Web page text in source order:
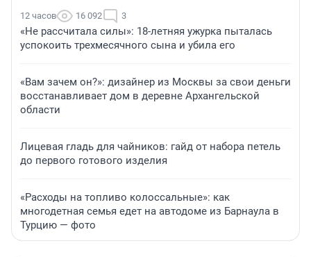
12 часов 16 092 3
«Не рассчитала силы»: 18-летняя ужурка пыталась
успокоить трехмесячного сына и убила его
«Вам зачем он?»: дизайнер из Москвы за свои деньги
восстанавливает дом в деревне Архангельской
области
Лицевая гладь для чайников: гайд от набора петель
до первого готового изделия
«Расходы на топливо колоссальные»: как
многодетная семья едет на автодоме из Барнаула в
Турцию — фото